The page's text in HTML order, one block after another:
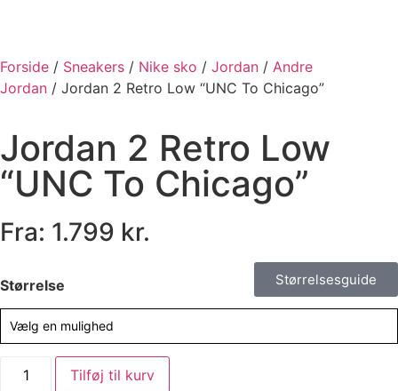
Forside / Sneakers / Nike sko / Jordan / Andre
Jordan / Jordan 2 Retro Low “UNC To Chicago”
Jordan 2 Retro Low
“UNC To Chicago”
Fra: 1.799 kr.
Størrelsesguide
Størrelse
Vælg en mulighed
Tilføj til kurv